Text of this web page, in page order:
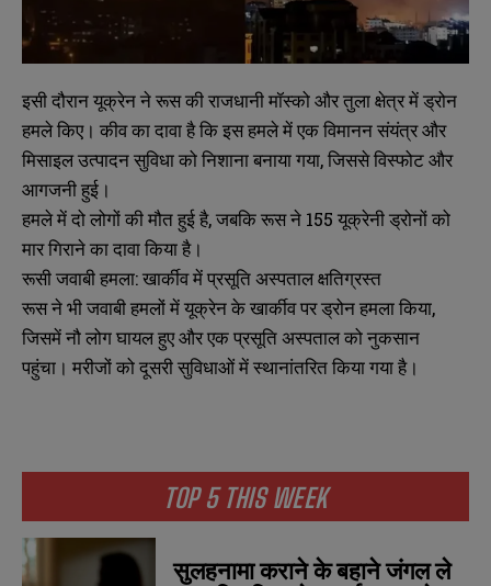
TOP 5 THIS WEEK
सुलहनामा कराने के बहाने जंगल ले
इसी दौरान यूक्रेन ने रूस की राजधानी मॉस्को और तुला क्षेत्र में ड्रोन
हमले किए। कीव का दावा है कि इस हमले में एक विमानन संयंत्र और
मिसाइल उत्पादन सुविधा को निशाना बनाया गया, जिससे विस्फोट और
आगजनी हुई।
हमले में दो लोगों की मौत हुई है, जबकि रूस ने 155 यूक्रेनी ड्रोनों को
मार गिराने का दावा किया है।
रूसी जवाबी हमला: खार्कीव में प्रसूति अस्पताल क्षतिग्रस्त
रूस ने भी जवाबी हमलों में यूक्रेन के खार्कीव पर ड्रोन हमला किया,
जिसमें नौ लोग घायल हुए और एक प्रसूति अस्पताल को नुकसान
पहुंचा। मरीजों को दूसरी सुविधाओं में स्थानांतरित किया गया है।